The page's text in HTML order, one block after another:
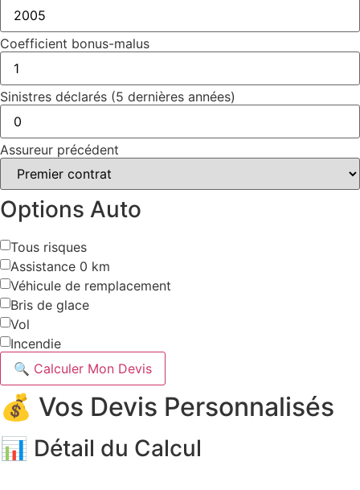
Coefficient bonus-malus
Sinistres déclarés (5 dernières années)
Assureur précédent
Options Auto
Tous risques
Assistance 0 km
Véhicule de remplacement
Bris de glace
Vol
Incendie
🔍 Calculer Mon Devis
💰 Vos Devis Personnalisés
📊 Détail du Calcul